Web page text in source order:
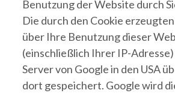
Benutzung der Website durch
Die durch den Cookie
über Ihre Benutzung dieser
(einschließlich Ihrer IP-
Server von Google in den USA
dort gespeichert. Google wird